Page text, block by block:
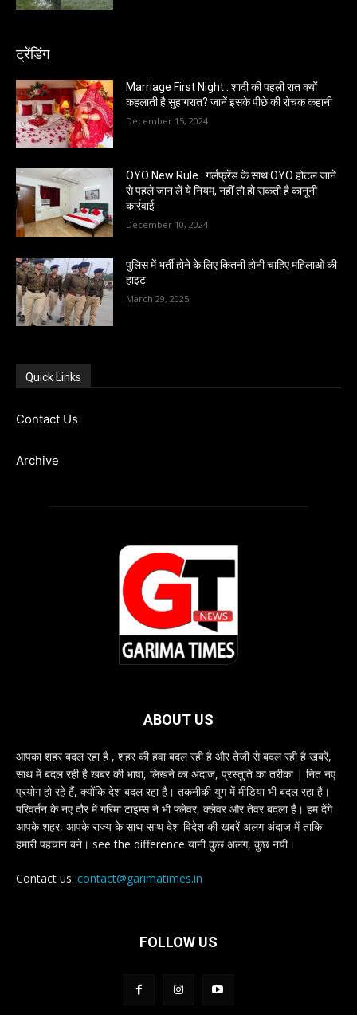
ट्रेंडिंग
Marriage First Night : शादी की पहली रात क्यों
कहलाती है सुहागरात? जानें इसके पीछे की रोचक कहानी
December 15, 2024
OYO New Rule : गर्लफ्रेंड के साथ OYO होटल जाने
से पहले जान लें ये नियम, नहीं तो हो सकती है कानूनी
कार्रवाई
December 10, 2024
पुलिस में भर्ती होने के लिए कितनी होनी चाहिए महिलाओं की
हाइट
March 29, 2025
Quick Links
Contact Us
Archive
ABOUT US
आपका शहर बदल रहा है , शहर की हवा बदल रही है और तेजी से बदल रही है खबरें,
साथ में बदल रही है खबर की भाषा, लिखने का अंदाज, प्रस्तुति का तरीका | नित नए
प्रयोग हो रहे हैं, क्योंकि देश बदल रहा है। तकनीकी युग में मीडिया भी बदल रहा है।
परिवर्तन के नए दौर में गरिमा टाइम्स ने भी फ्लेवर, क्लेवर और तेवर बदला है। हम देंगे
आपके शहर, आपके राज्य के साथ-साथ देश-विदेश की खबरें अलग अंदाज में ताकि
हमारी पहचान बने। see the difference यानी कुछ अलग, कुछ नयी।
Contact us: contact@garimatimes.in
FOLLOW US